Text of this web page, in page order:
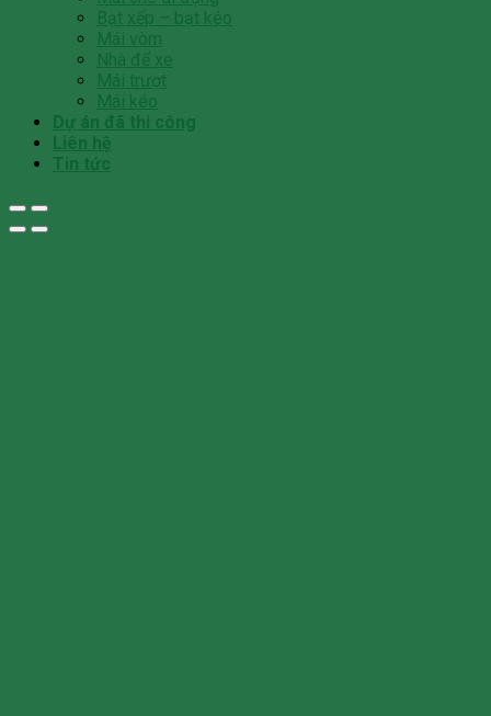
Bạt xếp – bạt kéo
Mái vòm
Nhà để xe
Mái trượt
Mái kéo
Dự án đã thi công
Liên hệ
Tin tức